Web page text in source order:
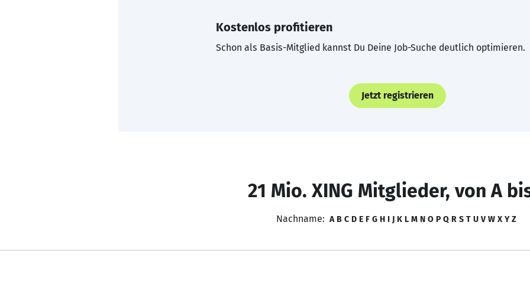
Kostenlos profitieren
Schon als Basis-Mitglied kannst Du Deine Job-Suche deutlich optimieren.
Jetzt registrieren
21 Mio. XING Mitglieder, von A
Nachname: A B C D E F G H I J K L M N O P Q R S T U V W X Y Z